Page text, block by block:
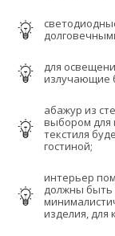
для
излучающие
абажур из
выбором для
текстиля
гостиной;
интерьер
должны быть
изделия, для